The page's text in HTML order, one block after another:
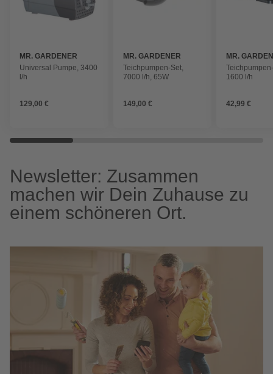
MR. GARDENER
Universal Pumpe, 3400
l/h
129,00 €
MR. GARDENER
Teichpumpen-Set,
7000 l/h, 65W
149,00 €
MR.
1600 l/h
42,99 €
Newsletter: Zusammen
machen wir Dein Zuhause zu
einem schöneren Ort.